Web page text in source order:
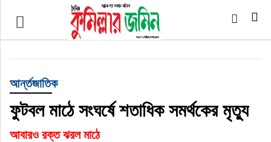
প্রচ্ছদ
আর্ন্তজাতিক
অর্থনীতি
আর্ন্তজাতিক
ফুটবল মাঠে সংঘর্ষে শতাধিক সমর্থকের মৃত্যু
আবারও রক্ত ঝরল মাঠে